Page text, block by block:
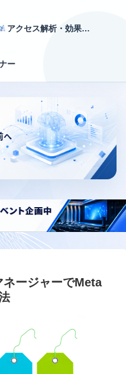
アクセス解析・効果測定
ー
ネージャーでMeta